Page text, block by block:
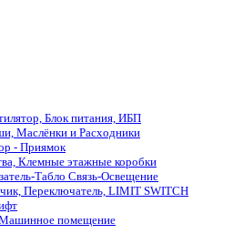
Блок питания, ИБП
Маслёнки и Расходники
- Приямок
Клемные этажные коробки
Табло Связь-Освещение
Переключатель, LIMIT SWITCH
помещение